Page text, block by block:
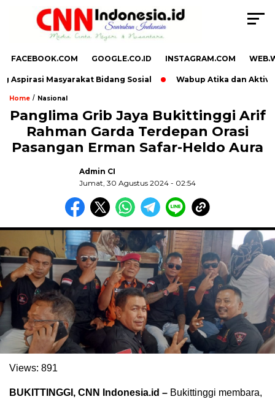
FACEBOOK.COM GOOGLE.CO.ID INSTAGRAM.COM
Masyarakat Bidang Sosial Wabup Atika dan Aktivis
Home / Nasional
Panglima Grib Jaya Bukittinggi Arif
Rahman Garda Terdepan Orasi
Pasangan Erman Safar-Heldo Aura
Admin CI
Jumat, 30 Agustus 2024 - 02:54
Views: 891
BUKITTINGGI, CNN Indonesia.id – Bukittinggi membara,